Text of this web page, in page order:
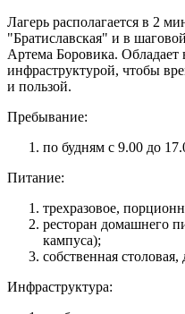
Лагерь располагается в 2
"Братиславская" и в
Артема Боровика. Обладает
инфраструктурой, чтобы
и пользой.
Пребывание:
по будням с 9.00 до
Питание:
трехразовое,
ресторан домашнего
кампуса);
собственная
Инфраструктура: